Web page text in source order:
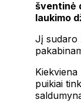
šventinė
laukimo
Jį sudaro
Kiekviena
puikiai